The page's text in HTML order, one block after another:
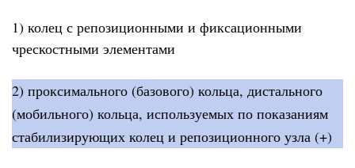
1) колец с репозиционными и фиксационными
чрескостными элементами
2) проксимального (базового) кольца, дистального
(мобильного) кольца, используемых по показаниям
стабилизирующих колец и репозиционного узла (+)